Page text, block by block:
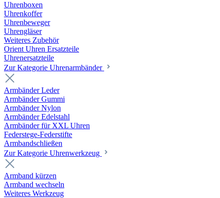
Uhrenboxen
Uhrenkoffer
Uhrenbeweger
Uhrengläser
Weiteres Zubehör
Orient Uhren Ersatzteile
Uhrenersatzteile
Zur Kategorie Uhrenarmbänder
Armbänder Leder
Armbänder Gummi
Armbänder Nylon
Armbänder Edelstahl
Armbänder für XXL Uhren
Federstege-Federstifte
Armbandschließen
Zur Kategorie Uhrenwerkzeug
Armband kürzen
Armband wechseln
Weiteres Werkzeug